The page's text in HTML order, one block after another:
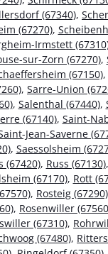
(67340),
(67270),
Irmstett
sur-Zorn (67270),
(67150),
, Sarre-Union
, Salenthal (67440),
(67140), Saint-
Jean-Saverne
, Saessolsheim
(67420), Russ (67130),
(67170), Rott
, Rosteig (67290)
, Rosenwiller
(67310),
(67480),